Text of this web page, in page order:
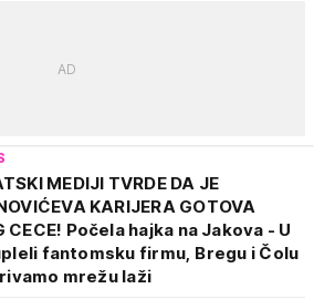
MEDIJI TVRDE DA JE
KARIJERA GOTOVA
CECE! Počela hajka na Jakova - U
fantomsku firmu, Bregu i Čolu
mrežu laži